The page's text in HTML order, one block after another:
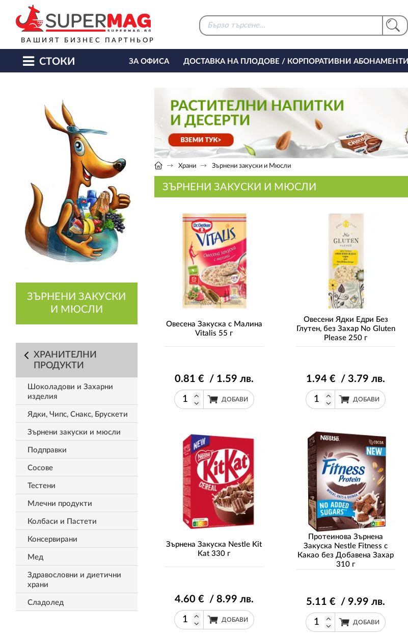
ВАШИЯТ БИЗНЕС ПАРТНЬОР
СТОКИ ЗА ОФИСА ДОСТАВКА НА ПЛОДОВЕ / КОРПОРАТИВНИ АБОНАМЕНТИ
ЗЪРНЕНИ ЗАКУСКИ
И МЮСЛИ
ХРАНИТЕЛНИ
ПРОДУКТИ
Шоколадови и Захарни
изделия
Ядки, Чипс, Снакс, Брускети
Зърнени закуски и мюсли
Подправки
Сосове
Тестени
Млечни продукти
Колбаси и Пастети
Консервирани
Мед
Здравословни и диетични
храни
Сладолед
Храни Зърнени закуски и Мюсли
ЗЪРНЕНИ ЗАКУСКИ И МЮСЛИ
Овесена Закуска с Малина
Vitalis 55 г
0.81 € / 1.59 лв.
ДОБАВИ
Овесени Ядки Едри Без
Глутен, без Захар No Gluten
Please 250 г
1.94 € / 3.79 лв.
ДОБАВИ
Зърнена Закуска Nestle Kit
Kat 330 г
4.60 € / 8.99 лв.
ДОБАВИ
Протеинова Зърнена
Закуска Nestle Fitness с
Какао без Добавена Захар
310 г
5.11 € / 9.99 лв.
ДОБАВИ